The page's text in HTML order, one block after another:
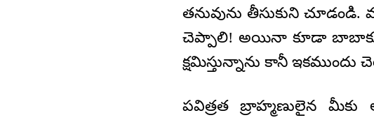
తనువును తీసుకుని
చెప్పాలి! అయినా కూడా బాబాకు
క్షమిస్తున్నాను కానీ
పవిత్రత బ్రాహ్మణులైన